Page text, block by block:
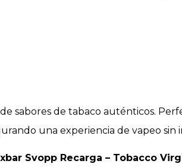
sabores de tabaco auténticos.
una experiencia de vapeo sin
Svopp Recarga – Tobacco